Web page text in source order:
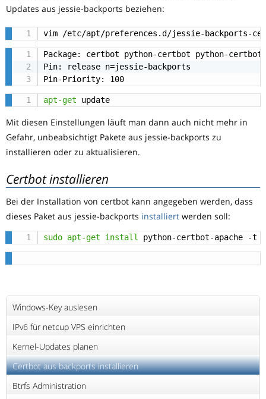
Updates aus jessie-backports beziehen:
vim /etc/apt/preferences.d/jessie-backports-
Package: certbot python-certbot python-certbot-
Pin: release n=jessie-backports
Pin-Priority: 100
apt-get update
Mit diesen Einstellungen läuft man dann auch nicht mehr in
Gefahr, unbeabsichtigt Pakete aus jessie-backports zu
installieren oder zu aktualisieren.
Certbot installieren
Bei der Installation von certbot kann angegeben werden, dass
dieses Paket aus jessie-backports installiert werden soll:
sudo apt-get install python-certbot-apache -t
Windows-Key auslesen
IPv6 für netcup VPS einrichten
Kernel-Updates planen
Certbot aus backports installieren
Btrfs Administration